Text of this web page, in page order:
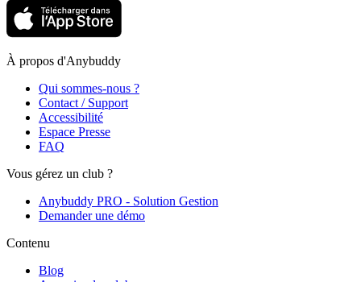
À propos d'Anybuddy
Qui sommes-nous ?
Contact / Support
Accessibilité
Espace Presse
FAQ
Vous gérez un club ?
Anybuddy PRO - Solution Gestion
Demander une démo
Contenu
Blog